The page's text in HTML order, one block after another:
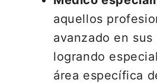
aquellos
avanzado en sus
logrando
área específica